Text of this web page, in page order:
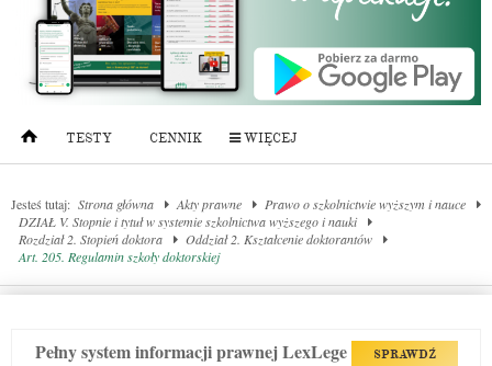
TESTY CENNIK WIĘCEJ
Jesteś tutaj: Strona główna Akty prawne
Prawo o szkolnictwie wyższym i nauce
DZIAŁ V. Stopnie i tytuł w systemie szkolnictwa wyższego i nauki
Rozdział 2. Stopień doktora
Oddział 2. Kształcenie doktorantów
Art. 205. Regulamin szkoły doktorskiej
Pełny system informacji prawnej LexLege SPRAWDŹ